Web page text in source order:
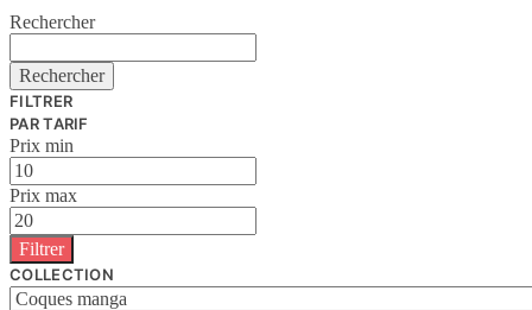
Rechercher
Rechercher
FILTRER
PAR TARIF
Prix min
Prix max
Filtrer
COLLECTION